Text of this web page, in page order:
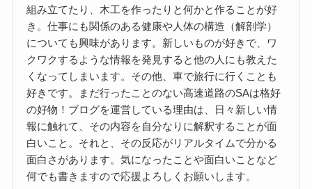
組み立てたり、木工を作ったりと何かと作ることが好
き。仕事にも関係のある健康や人体の構造（解剖学）
についても興味があります。新しいものが好きで、ワ
クワクするような情報を発見すると他の人にも教えた
くなってしまいます。その他、車で旅行に行くことも
好きです。まだ行ったことのない高速道路のSAは格好
の好物！ブログを運営している理由は、日々新しい情
報に触れて、その内容を自分なりに解釈することが面
白いこと。それと、その反応がリアルタイムで分かる
面白さがあります。気になったことや面白いことなど
何でも書きますので応援よろしくお願いします。